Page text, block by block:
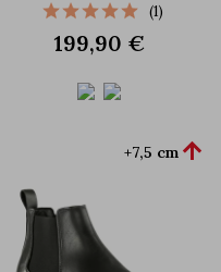
(1)
199,90 €
+7,5 cm 